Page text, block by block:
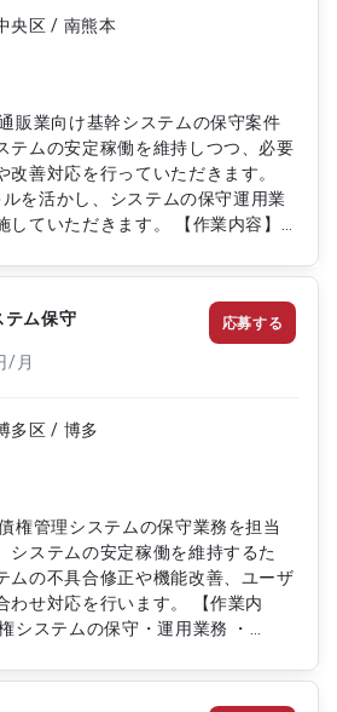
央区 / 南熊本
販業向け基幹システムの保守案件
テムの安定稼働を維持しつつ、必要
改善対応を行っていただきます。
を活かし、システムの保守運用業
ただきます。 【作業内容】
よび復旧作業 ・必要に応じたシス
改善対応 ・保守用ドキュメントの
発チームとの連携による運用改善
テム保守
/月
多区 / 博多
権管理システムの保守業務を担当
システムの安定稼働を維持するた
ムの不具合修正や機能改善、ユーザ
対応を行います。 【作業内
システムの保守・運用業務 ・
ドシステムに関する保守対応 ・ユ
い合わせ対応 ・作業手順書や保守
応募する